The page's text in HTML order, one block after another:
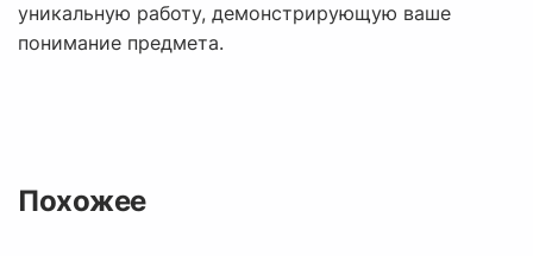
уникальную работу, демонстрирующую ваше
понимание предмета.
Похожее